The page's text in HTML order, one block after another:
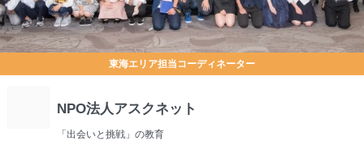
東海エリア担当コーディネーター
NPO法人アスクネット
「出会いと挑戦」の教育